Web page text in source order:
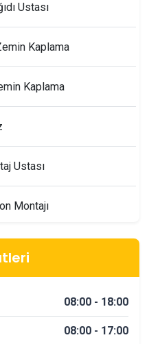
Ustası
Kaplama
Kaplama
Ustası
Montajı
08:00 - 18:00
08:00 - 17:00